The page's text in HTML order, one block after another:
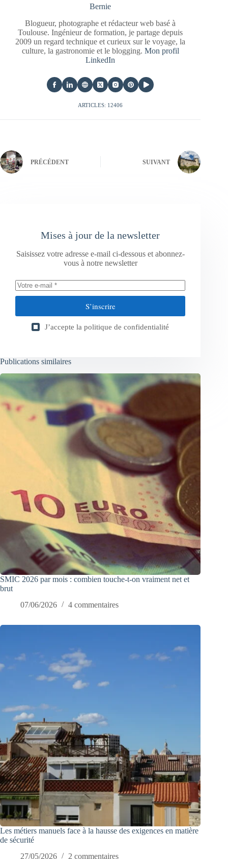
Bernie
Blogueur, photographe et rédacteur web basé à
Toulouse. Ingénieur de formation, je partage depuis
2009 un regard technique et curieux sur le voyage, la
culture, la gastronomie et le blogging. Mon profil
LinkedIn
ARTICLES: 12406
PRÉCÉDENT SUIVANT
Mises à jour de la newsletter
Saisissez votre adresse e-mail ci-dessous et abonnez-
vous à notre newsletter
S’inscrire
J’accepte la politique de confidentialité
Publications similaires
SMIC 2026 par mois : combien touche-t-on vraiment net et
brut
07/06/2026
4 commentaires
Les métiers manuels face à la hausse des exigences en matière
de sécurité
27/05/2026
2 commentaires